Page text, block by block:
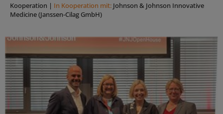
Kooperation | In Kooperation mit: Johnson & Johnson Innovative
Medicine (Janssen-Cilag GmbH)